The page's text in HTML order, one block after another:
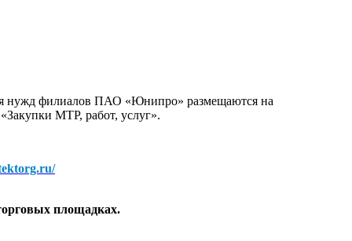
нужд филиалов ПАО «Юнипро» размещаются на
«Закупки МТР, работ, услуг».
площадках.